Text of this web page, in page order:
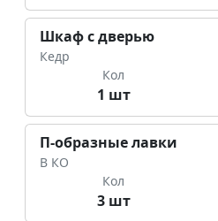
Шкаф с дверью
Кедр
Кол
1 шт
П-образные лавки
В КО
Кол
3 шт